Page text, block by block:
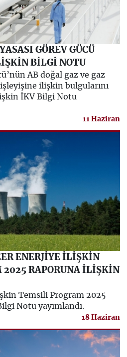
GÖREV GÜCÜ
BİLGİ NOTU
AB doğal gaz ve gaz
ilişkin bulgularını
İKV Bilgi Notu
11 Haziran
ENERJİYE İLİŞKİN
2025 RAPORUNA İLİŞKİN
Temsili Program 2025
Notu yayımlandı.
18 Haziran